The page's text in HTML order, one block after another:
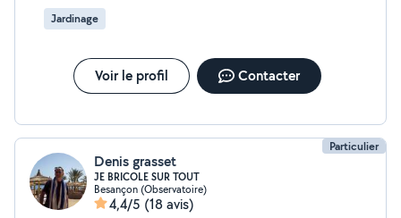
Jardinage
Voir le profil Contacter
Particulier
Denis grasset
JE BRICOLE SUR TOUT
Besançon (Observatoire)
4,4/5 (18 avis)